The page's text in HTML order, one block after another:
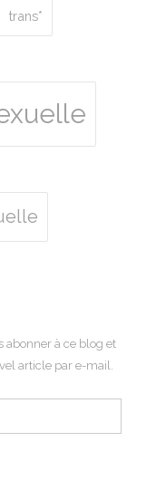
trans*
abonner à ce blog et
article par e-mail.